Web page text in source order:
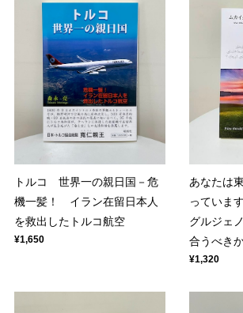
トルコ 世界一の親日国－危
機一髪！ イラン在留日本人
を救出したトルコ航空
¥1,650
あなたは
っていま
グルジェ
合うべき
¥1,320